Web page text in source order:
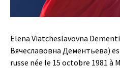
Elena Viatcheslavovna
Вячеславовна Дементьева)
russe née le 15 octobre 1981 à